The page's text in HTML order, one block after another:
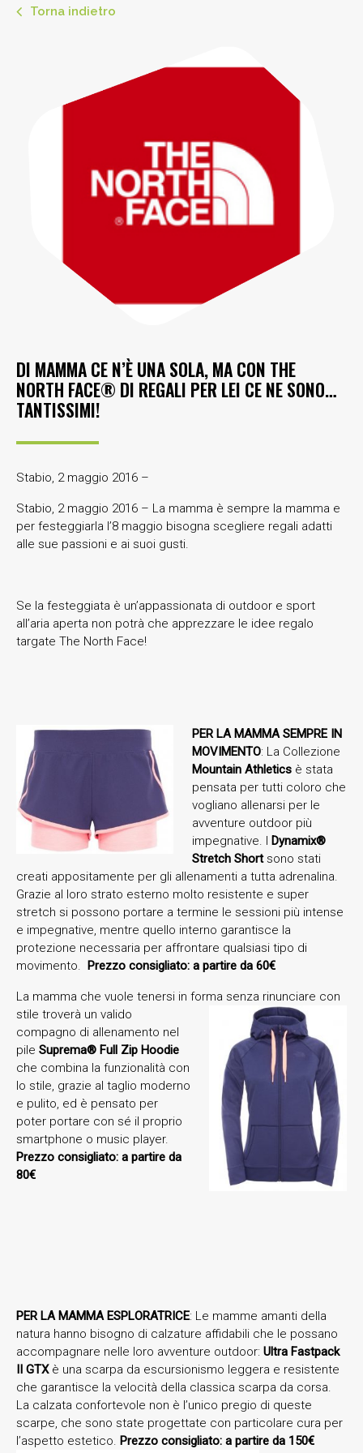
Torna indietro
DI MAMMA CE N’È UNA SOLA, MA CON THE
NORTH FACE® DI REGALI PER LEI CE NE SONO…
TANTISSIMI!
Stabio, 2 maggio 2016 –
Stabio, 2 maggio 2016 – La mamma è sempre la mamma e
per festeggiarla l’8 maggio bisogna scegliere regali adatti
alle sue passioni e ai suoi gusti.
Se la festeggiata è un’appassionata di outdoor e sport
all’aria aperta non potrà che apprezzare le idee regalo
targate The North Face!
PER LA MAMMA SEMPRE IN
MOVIMENTO: La Collezione
Mountain Athleticsè stata
pensata per tutti coloro che
vogliano allenarsi per le
avventure outdoor più
impegnative. I Dynamix®
Stretch Shortsono stati
creati appositamente per gli allenamenti a tutta adrenalina.
Grazie al loro strato esterno molto resistente e super
stretch si possono portare a termine le sessioni più intense
e impegnative, mentre quello interno garantisce la
protezione necessaria per affrontare qualsiasi tipo di
movimento. Prezzo consigliato: a partire da 60€
La mamma che vuole tenersi in forma senza rinunciare con
stile troverà un valido
compagno di allenamento nel
pile Suprema® Full Zip Hoodie
che combina la funzionalità con
lo stile, grazie al taglio moderno
e pulito, ed è pensato per
poter portare con sé il proprio
smartphone o music player.
Prezzo consigliato: a partire da
80€
PER LA MAMMA ESPLORATRICE: Le mamme amanti della
natura hanno bisogno di calzature affidabili che le possano
accompagnare nelle loro avventure outdoor: Ultra Fastpack
II GTXè una scarpa da escursionismo leggera e resistente
che garantisce la velocità della classica scarpa da corsa.
La calzata confortevole non è l’unico pregio di queste
scarpe, che sono state progettate con particolare cura per
l’aspetto estetico. Prezzo consigliato: a partire da 150€